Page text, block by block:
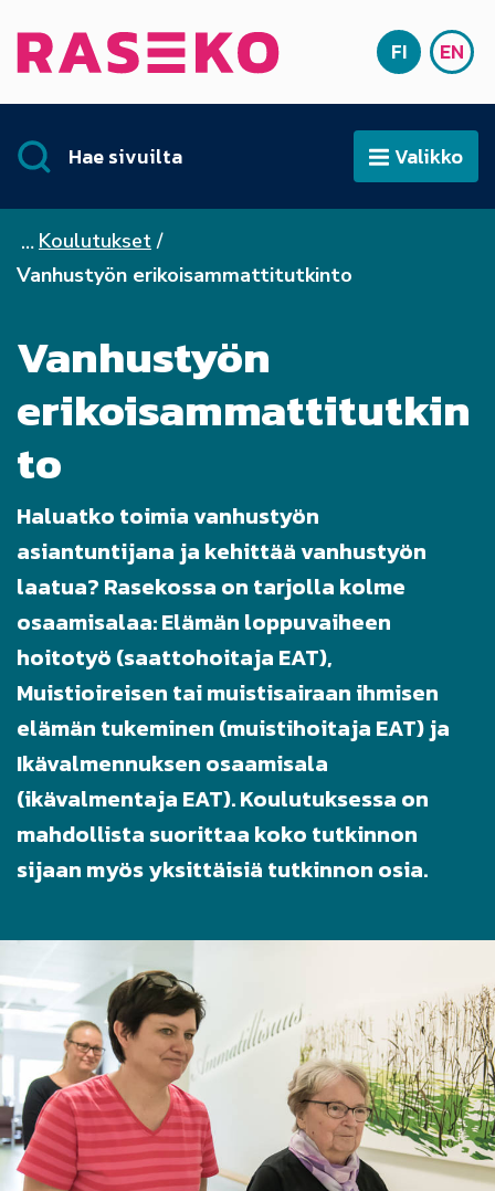
Etusivu SUOMI
FI EN
Hae sivuilta AvaaValikko
Koulutukset
Vanhustyön erikoisammattitutkinto
Vanhustyön
erikoisammattitutkin
to
Haluatko toimia vanhustyön
asiantuntijana ja kehittää vanhustyön
laatua? Rasekossa on tarjolla kolme
osaamisalaa: Elämän loppuvaiheen
hoitotyö (saattohoitaja EAT),
Muistioireisen tai muistisairaan ihmisen
elämän tukeminen (muistihoitaja EAT) ja
Ikävalmennuksen osaamisala
(ikävalmentaja EAT). Koulutuksessa on
mahdollista suorittaa koko tutkinnon
sijaan myös yksittäisiä tutkinnon osia.